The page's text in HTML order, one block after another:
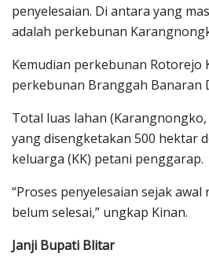
penyelesaian. Di antara yang
adalah perkebunan
Kemudian perkebunan Rotorejo
perkebunan Branggah Banaran
Total luas lahan
yang disengketakan 500 hektar
keluarga (KK) petani penggarap.
“Proses penyelesaian sejak
belum selesai,” ungkap Kinan.
Janji Bupati Blitar